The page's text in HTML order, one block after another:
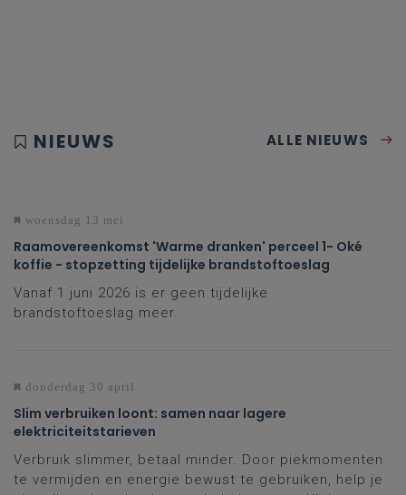
NIEUWS ALLE NIEUWS
woensdag 13 mei
Raamovereenkomst 'Warme dranken' perceel 1- Oké
koffie - stopzetting tijdelijke brandstoftoeslag
Vanaf 1 juni 2026 is er geen tijdelijke
brandstoftoeslag meer.
donderdag 30 april
Slim verbruiken loont: samen naar lagere
elektriciteitstarieven
Verbruik slimmer, betaal minder. Door piekmomenten
te vermijden en energie bewust te gebruiken, help je